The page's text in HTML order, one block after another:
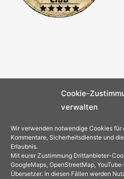
Cookie-
verwalten
Wir verwenden notwendige Cookies für
Kommentare, Sicherheitsdienste und
Erlaubnis.
Mit eurer Zustimmung Drittanbieter-
GoogleMaps, OpenStreetMap,
Übersetzer. In diesen Fällen werden